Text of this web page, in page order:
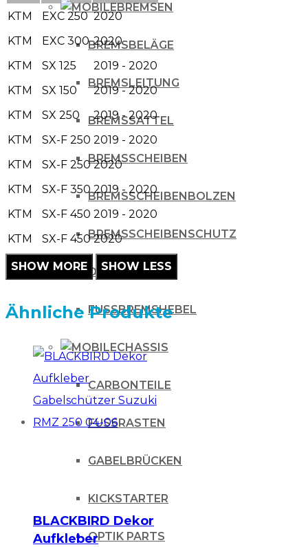
BREMSEN
BREMSBELÄGE
BREMSLEITUNG
BREMSSATTEL
BREMSSCHEIBEN
BREMSSCHEIBENBOLZEN
BREMSSCHEIBENSCHUTZ
DICHTSÄTZE
FUSSBREMSHEBEL
CHASSIS
CARBONTEILE
FUSSRASTEN
GABELBRÜCKEN
KICKSTARTER
OPTIK PARTS
KTM
EXC 250 2020
KTM
EXC 300 2020
KTM
SX 125
2019 - 2020
KTM
SX 150
2019 - 2020
KTM
SX 250
2019 - 2020
KTM
SX-F 250 2019 - 2020
KTM
SX-F 250 2020
KTM
SX-F 350 2019 - 2020
KTM
SX-F 450 2019 - 2020
KTM
SX-F 450 2020
Ähnliche Produkte
BLACKBIRD Dekor
Aufkleber